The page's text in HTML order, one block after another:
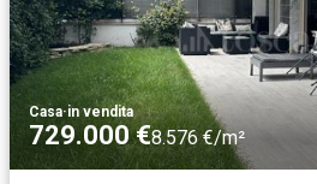
Casa·in vendita
729.000 €8.576 €/m²